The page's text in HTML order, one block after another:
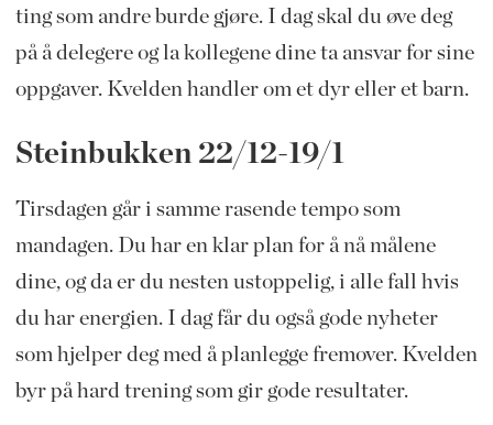
ting som andre burde gjøre. I dag skal du øve deg
på å delegere og la kollegene dine ta ansvar for sine
oppgaver. Kvelden handler om et dyr eller et barn.
Steinbukken 22/12-19/1
Tirsdagen går i samme rasende tempo som
mandagen. Du har en klar plan for å nå målene
dine, og da er du nesten ustoppelig, i alle fall hvis
du har energien. I dag får du også gode nyheter
som hjelper deg med å planlegge fremover. Kvelden
byr på hard trening som gir gode resultater.